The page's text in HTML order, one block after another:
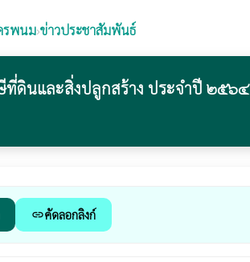
รพนม›ข่าวประชาสัมพันธ์
ที่ดินและสิ่งปลูกสร้าง ประจำปี ๒๕๖๔
linkคัดลอกลิงก์